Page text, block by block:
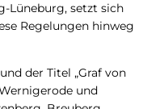
Lüneburg, setzt sich
Regelungen hinweg
der Titel „Graf von
und